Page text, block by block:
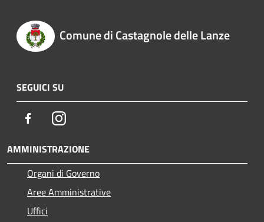
Comune di Castagnole delle Lanze
SEGUICI SU
FacebookInstagram
AMMINISTRAZIONE
Organi di Governo
Aree Amministrative
Uffici